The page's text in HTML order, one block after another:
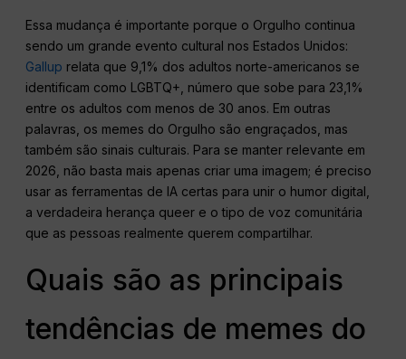
Essa mudança é importante porque o Orgulho continua
sendo um grande evento cultural nos Estados Unidos:
Gallup relata que 9,1% dos adultos norte-americanos se
identificam como LGBTQ+, número que sobe para 23,1%
entre os adultos com menos de 30 anos. Em outras
palavras, os memes do Orgulho são engraçados, mas
também são sinais culturais. Para se manter relevante em
2026, não basta mais apenas criar uma imagem; é preciso
usar as ferramentas de IA certas para unir o humor digital,
a verdadeira herança queer e o tipo de voz comunitária
que as pessoas realmente querem compartilhar.
Quais são as principais
tendências de memes do